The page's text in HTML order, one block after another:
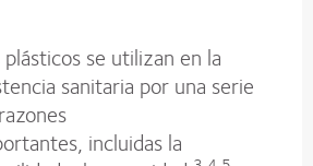
plásticos se utilizan en la
sanitaria por una serie
incluidas la